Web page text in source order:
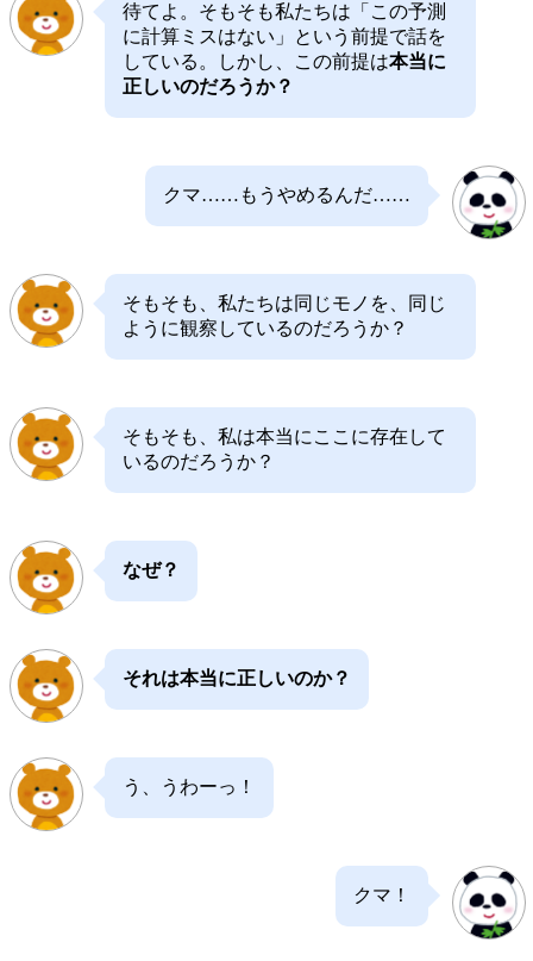
待てよ。そもそも私たちは「この予測
に計算ミスはない」という前提で話を
している。しかし、この前提は本当に
正しいのだろうか？
クマ……もうやめるんだ……
そもそも、私たちは同じモノを、同じ
ように観察しているのだろうか？
そもそも、私は本当にここに存在して
いるのだろうか？
なぜ？
それは本当に正しいのか？
う、うわーっ！
クマ！